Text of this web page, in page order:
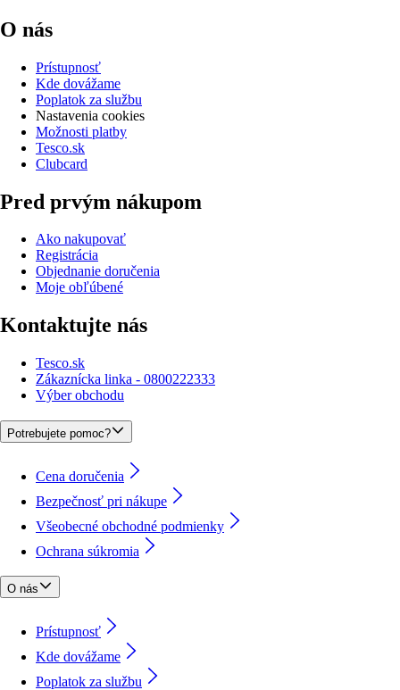
O nás
Prístupnosť
Kde dovážame
Poplatok za službu
Nastavenia cookies
Možnosti platby
Tesco.sk
Clubcard
Pred prvým nákupom
Ako nakupovať
Registrácia
Objednanie doručenia
Moje obľúbené
Kontaktujte nás
Tesco.sk
Zákaznícka linka - 0800222333
Výber obchodu
Potrebujete pomoc?
Cena doručenia
Bezpečnosť pri nákupe
Všeobecné obchodné podmienky
Ochrana súkromia
O nás
Prístupnosť
Kde dovážame
Poplatok za službu